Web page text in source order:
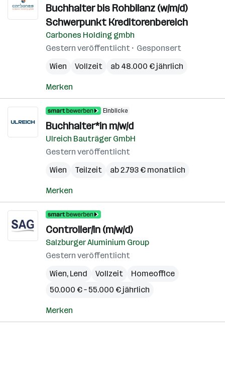
Buchhalter bis Rohbilanz (w/m/d)
Schwerpunkt Kreditorenbereich
Carbones Holding gmbh
Gestern veröffentlicht
Gesponsert
Wien
Vollzeit ab 48.000 € jährlich
Merken
Einblicke
Buchhalter*in m/w/d
Ulreich Bauträger GmbH
Gestern veröffentlicht
Wien
Teilzeit ab 2.793 € monatlich
Merken
Controller/in (m/w/d)
Salzburger Aluminium Group
Gestern veröffentlicht
Wien, Lend Vollzeit
Homeoffice
50.000 € – 55.000 € jährlich
Merken